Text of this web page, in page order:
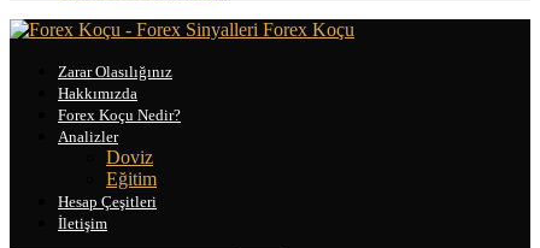
Forex Koçu
Zarar Olasılığınız
Hakkımızda
Forex Koçu Nedir?
Analizler
Doviz
Eğitim
Hesap Çeşitleri
İletişim